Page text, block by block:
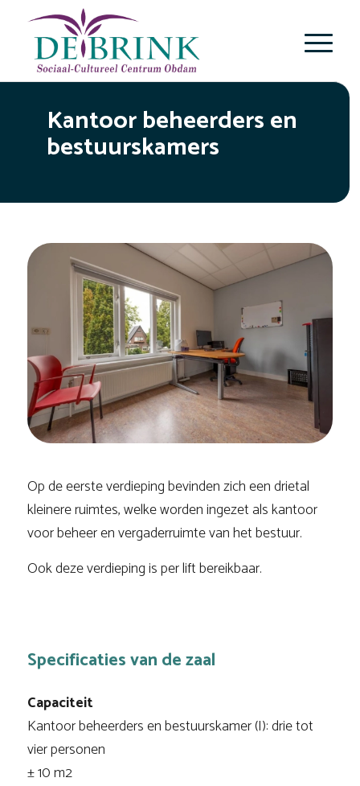
Kantoor beheerders en
bestuurskamers
Op de eerste verdieping bevinden zich een drietal
kleinere ruimtes, welke worden ingezet als kantoor
voor beheer en vergaderruimte van het bestuur.
Ook deze verdieping is per lift bereikbaar.
Specificatiesvan de zaal
Capaciteit
Kantoor beheerders en bestuurskamer (I): drie tot
vier personen
± 10 m2